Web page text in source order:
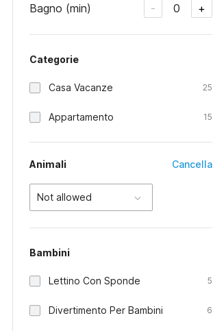
Bagno (min) - 0 +
Categorie
Casa Vacanze 25
Appartamento 15
Animali Cancella
Not allowed
Bambini
Lettino Con Sponde 5
Divertimento Per Bambini 6